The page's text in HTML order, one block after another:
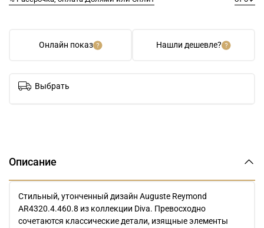
Онлайн показ Нашли дешевле?
Выбрать
Описание
Стильный, утонченный дизайн Auguste Reymond
AR4320.4.460.8 из коллекции Diva. Превосходно
сочетаются классические детали, изящные элементы